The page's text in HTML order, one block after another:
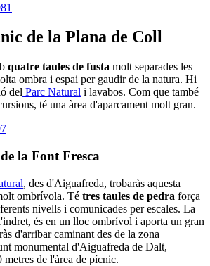
de la Plana de Coll
quatre taules de fusta molt separades les
ombra i espai per gaudir de la natura. Hi
del Parc Natural i lavabos. Com que també
té una àrea d'aparcament molt gran.
la Font Fresca
, des d'Aiguafreda, trobaràs aquesta
ombrívola. Té tres taules de pedra força
nivells i comunicades per escales. La
és en un lloc ombrívol i aporta un gran
d'arribar caminant des de la zona
monumental d'Aiguafreda de Dalt,
de l'àrea de pícnic.